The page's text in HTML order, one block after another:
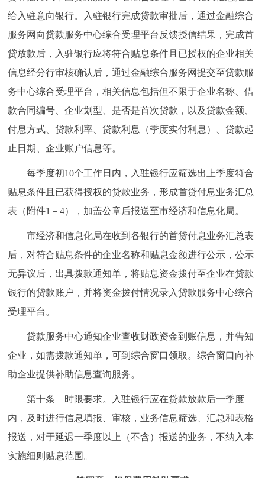
给入驻意向银行。入驻银行完成贷款审批后，通过金融综合
服务网向贷款服务中心综合受理平台反馈授信结果，完成首
贷放款后，入驻银行应将符合贴息条件且已授权的企业相关
信息经分行审核确认后，通过金融综合服务网提交至贷款服
务中心综合受理平台，相关信息包括但不限于企业名称、借
款合同编号、企业划型、是否是首次贷款，以及贷款金额、
付息方式、贷款利率、贷款利息（季度实付利息）、贷款起
止日期、企业账户信息等。
每季度初10个工作日内，入驻银行应筛选出上季度符合
贴息条件且已获得授权的贷款业务，形成首贷付息业务汇总
表（附件1－4），加盖公章后报送至市经济和信息化局。
市经济和信息化局在收到各银行的首贷付息业务汇总表
后，对符合贴息条件的企业名称和贴息金额进行公示，公示
无异议后，出具拨款通知单，将贴息资金拨付至企业在贷款
银行的贷款账户，并将资金拨付情况录入贷款服务中心综合
受理平台。
贷款服务中心通知企业查收财政资金到账信息，并告知
企业，如需拨款通知单，可到综合窗口领取。综合窗口向补
助企业提供补助信息查询服务。
第十条 时限要求。入驻银行应在贷款放款后一季度
内，及时进行信息填报、审核，业务信息筛选、汇总和表格
报送，对于延迟一季度以上（不含）报送的业务，不纳入本
实施细则贴息范围。